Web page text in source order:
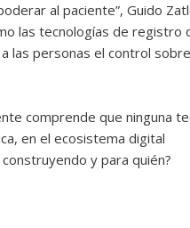
al paciente”, Guido
las tecnologías de registro
las personas el control
comprende que ninguna
en el ecosistema digital
y para quién?